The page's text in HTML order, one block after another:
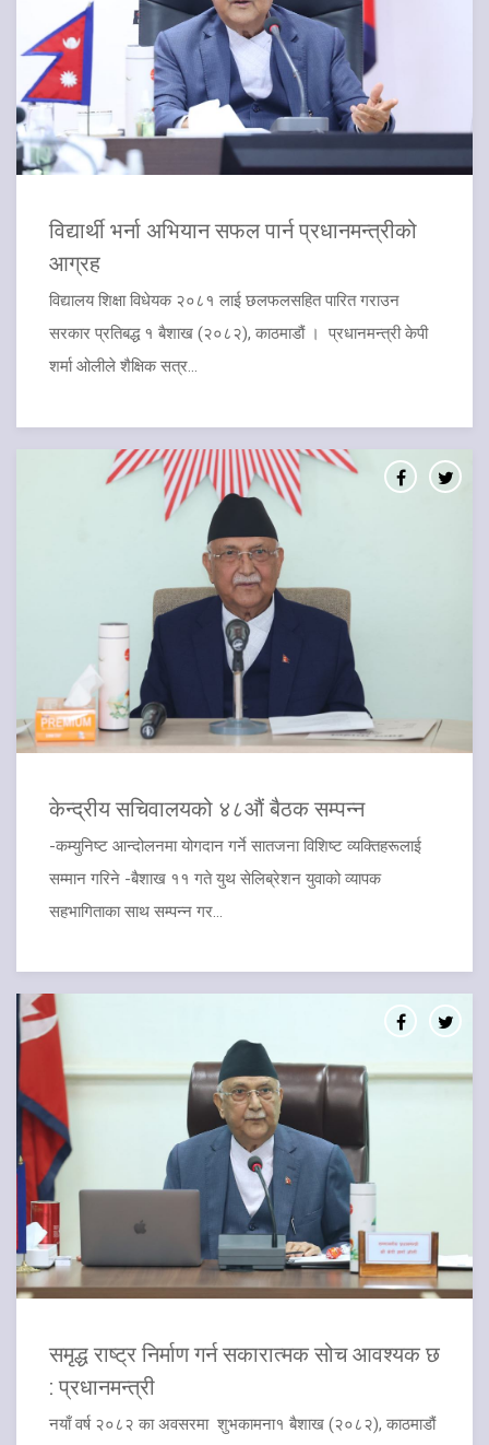
विद्यार्थी भर्ना अभियान सफल पार्न प्रधानमन्त्रीको
आग्रह
विद्यालय शिक्षा विधेयक २०८१ लाई छलफलसहित पारित गराउन
सरकार प्रतिबद्ध १ बैशाख (२०८२), काठमाडौं । प्रधानमन्त्री केपी
शर्मा ओलीले शैक्षिक सत्र...
केन्द्रीय सचिवालयको ४८औं बैठक सम्पन्न
-कम्युनिष्ट आन्दोलनमा योगदान गर्ने सातजना विशिष्ट व्यक्तिहरूलाई
सम्मान गरिने -बैशाख ११ गते युथ सेलिब्रेशन युवाको व्यापक
सहभागिताका साथ सम्पन्न गर...
समृद्ध राष्ट्र निर्माण गर्न सकारात्मक सोच आवश्यक छ
: प्रधानमन्त्री
नयाँ वर्ष २०८२ का अवसरमा शुभकामना१ बैशाख (२०८२), काठमाडौं